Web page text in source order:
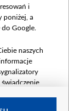
i
poniżej, a
do Google.
naszych